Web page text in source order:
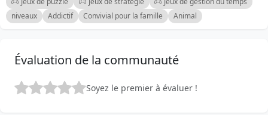
des niveaux
Gameplay décontracté parfait pour tous les âges
niveaux
Addictif Convivial pour la famille Animal
Évaluation de la communauté
Soyez le premier à évaluer !